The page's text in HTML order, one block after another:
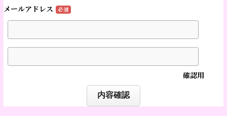
メールアドレス 必須
確認用
内容確認